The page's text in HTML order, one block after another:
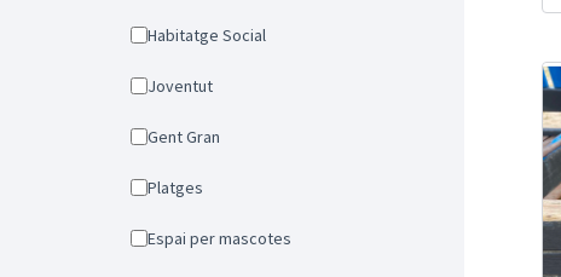
Habitatge Social
Joventut
Gent Gran
Platges
Espai per mascotes